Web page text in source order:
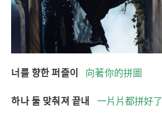
너를 향한 퍼즐이 向著你的拼圖
하나 둘 맞춰져 끝내 一片片都拼好了